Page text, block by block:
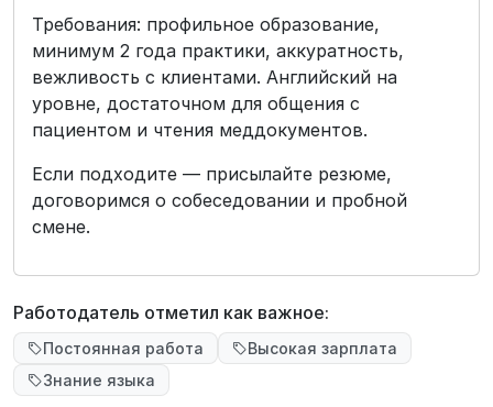
Требования: профильное образование,
минимум 2 года практики, аккуратность,
вежливость с клиентами. Английский на
уровне, достаточном для общения с
пациентом и чтения меддокументов.
Если подходите — присылайте резюме,
договоримся о собеседовании и пробной
смене.
Работодатель отметил как важное:
Постоянная работа
Высокая зарплата
Знание языка